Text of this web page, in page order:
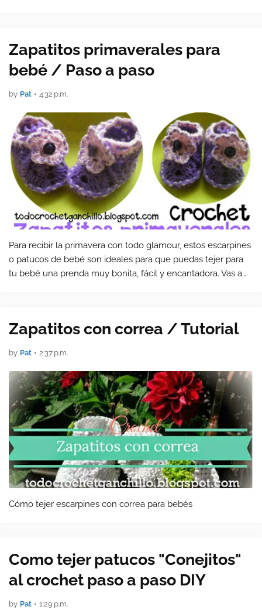
Zapatitos primaverales para
bebé / Paso a paso
by Pat • 4:32 p.m.
Para recibir la primavera con todo glamour, estos escarpines
o patucos de bebé son ideales para que puedas tejer para
tu bebé una prenda muy bonita, fácil y encantadora. Vas a
Zapatitos con correa / Tutorial
by Pat • 2:37 p.m.
Cómo tejer escarpines con correa para bebés
Como tejer patucos "Conejitos"
al crochet paso a paso DIY
by Pat • 1:29 p.m.